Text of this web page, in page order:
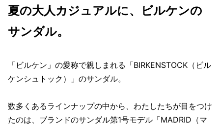
夏の大人カジュアルに、ビルケンの
サンダル。
「ビルケン」の愛称で親しまれる「BIRKENSTOCK（ビル
ケンシュトック）」のサンダル。
数多くあるラインナップの中から、わたしたちが目をつけ
たのは、ブランドのサンダル第1号モデル「MADRID（マ